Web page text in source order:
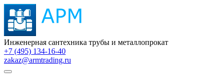
Инженерная сантехника трубы и металлопрокат
+7 (495) 134-16-40
zakaz@armtrading.ru